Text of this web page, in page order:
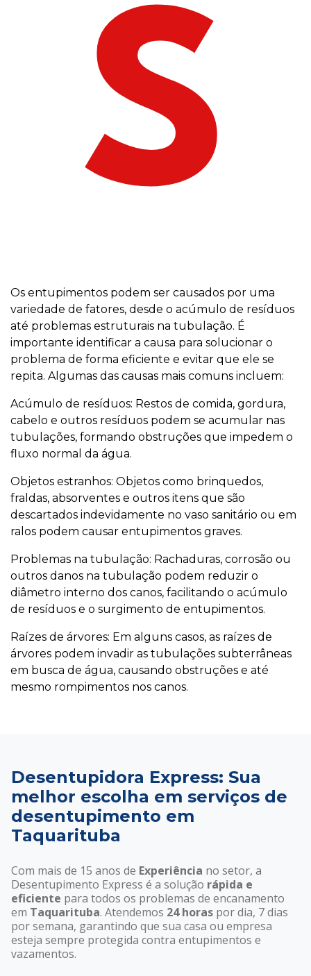
S
Os entupimentos podem ser causados por uma
variedade de fatores, desde o acúmulo de resíduos
até problemas estruturais na tubulação. É
importante identificar a causa para solucionar o
problema de forma eficiente e evitar que ele se
repita. Algumas das causas mais comuns incluem:
Acúmulo de resíduos: Restos de comida, gordura,
cabelo e outros resíduos podem se acumular nas
tubulações, formando obstruções que impedem o
fluxo normal da água.
Objetos estranhos: Objetos como brinquedos,
fraldas, absorventes e outros itens que são
descartados indevidamente no vaso sanitário ou em
ralos podem causar entupimentos graves.
Problemas na tubulação: Rachaduras, corrosão ou
outros danos na tubulação podem reduzir o
diâmetro interno dos canos, facilitando o acúmulo
de resíduos e o surgimento de entupimentos.
Raízes de árvores: Em alguns casos, as raízes de
árvores podem invadir as tubulações subterrâneas
em busca de água, causando obstruções e até
mesmo rompimentos nos canos.
Desentupidora Express: Sua
melhor escolha em serviços de
desentupimento em
Taquarituba
Com mais de 15 anos de Experiência no setor, a
Desentupimento Express é a solução rápida e
eficiente para todos os problemas de encanamento
em Taquarituba. Atendemos 24 horas por dia, 7 dias
por semana, garantindo que sua casa ou empresa
esteja sempre protegida contra entupimentos e
vazamentos.